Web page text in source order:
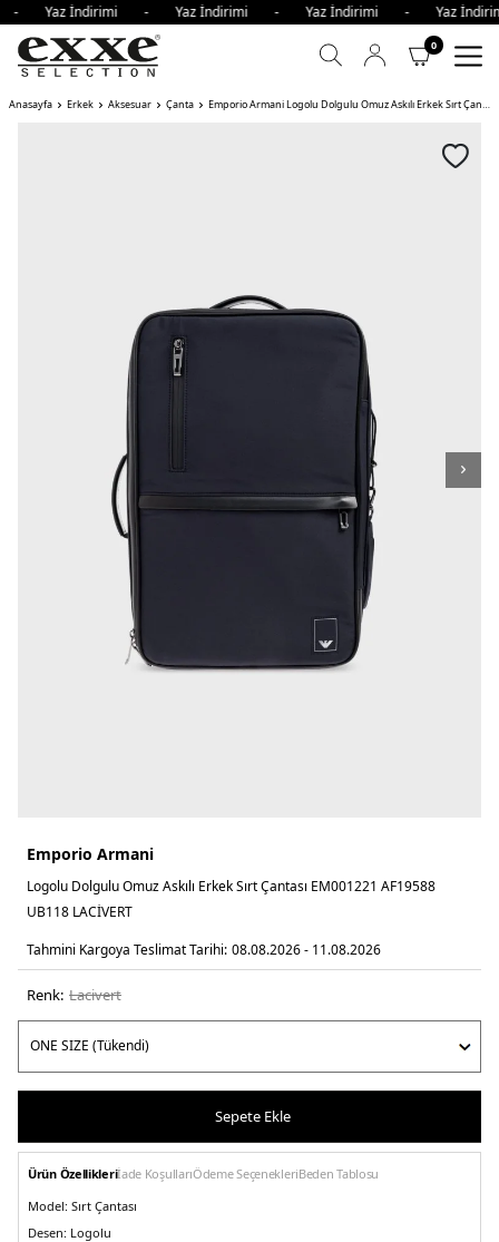
- Yaz İndirimi - Yaz İndirimi - Yaz İndirimi - Yaz
0
Anasayfa Erkek Aksesuar Çanta Emporio Armani Logolu Dolgulu Omuz Askılı Erkek Sırt Çantası
Emporio Armani
Logolu Dolgulu Omuz Askılı Erkek Sırt Çantası EM001221 AF19588
UB118 LACİVERT
Tahmini Kargoya Teslimat Tarihi: 08.08.2026 - 11.08.2026
Renk: laci̇vert
Sepete Ekle
Ürün Özellikleriİade KoşullarıÖdeme SeçenekleriBeden Tablosu
Model: Sırt Çantası
Desen: Logolu